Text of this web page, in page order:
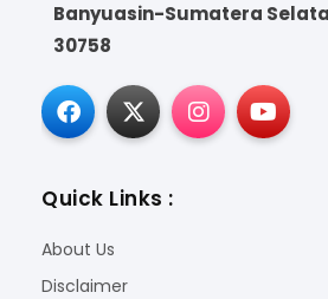
Banyuasin-Sumatera
30758
Quick Links :
About Us
Disclaimer